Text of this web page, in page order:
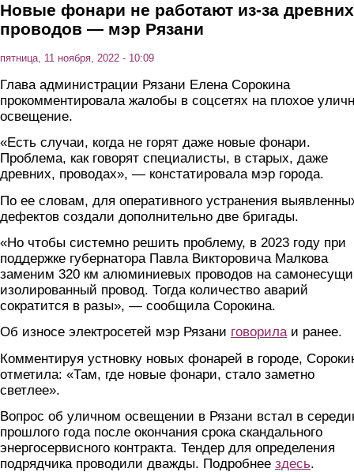
Новые фонари не работают из-за древних
проводов — мэр Рязани
пятница, 11 ноября, 2022 - 10:09
Глава администрации Рязани Елена Сорокина
прокомментировала жалобы в соцсетях на плохое
освещение.
«Есть случаи, когда не горят даже новые фонари.
Проблема, как говорят специалисты, в старых, даже
древних, проводах», — констатировала мэр города.
По ее словам, для оперативного устранения
дефектов создали дополнительно две бригады.
«Но чтобы системно решить проблему, в 2023 году при
поддержке губернатора Павла Викторовича Малкова
заменим 320 км алюминиевых проводов на
изолированный провод. Тогда количество аварий
сократится в разы», — сообщила Сорокина.
Об износе электросетей мэр Рязани говорилаи ранее.
Комментируя устновку новых фонарей в городе,
отметила: «Там, где новые фонари, стало заметно
светлее».
Вопрос об уличном освещении в Рязани встал в
прошлого года после окончания срока скандального
энергосервисного контракта. Тендер для определения
подрядчика проводили дважды. Подробнее здесь.